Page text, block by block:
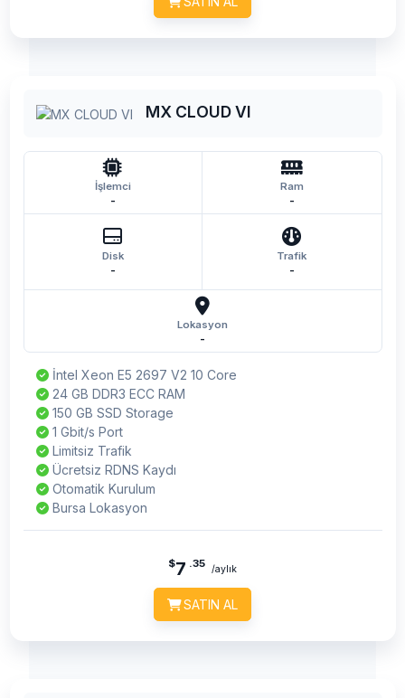
MX CLOUD VI
İşlemci
-
Ram
-
Disk
-
Trafik
-
Lokasyon
-
İntel Xeon E5 2697 V2 10 Core
24 GB DDR3 ECC RAM
150 GB SSD Storage
1 Gbit/s Port
Limitsiz Trafik
Ücretsiz RDNS Kaydı
Otomatik Kurulum
Bursa Lokasyon
$7 .35 /aylık
SATIN AL